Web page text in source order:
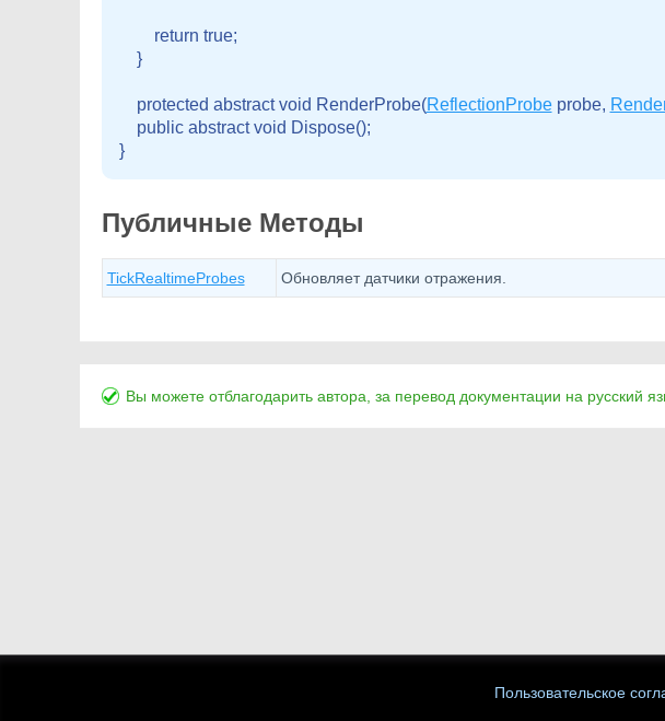
        return true;
    }
    protected abstract void RenderProbe(
ReflectionProbe probe,
    public abstract void Dispose();
}
Публичные Методы
TickRealtimeProbes Обновляет датчики отражения.
Вы можете отблагодарить автора, за перевод документации на русский
Пользовательское